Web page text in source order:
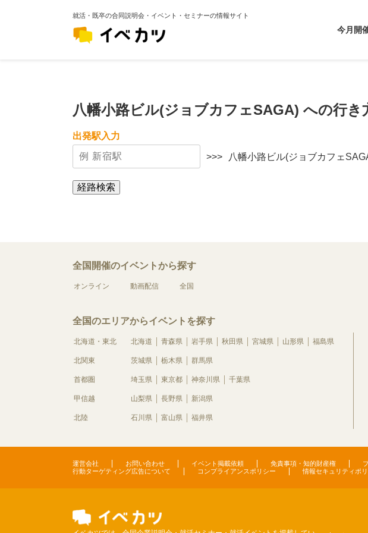
就活・既卒の合同説明会・イベント・セミナーの情報サイト
今月開
八幡小路ビル(ジョブカフェSAGA) への行き
出発駅入力
>>> 八幡小路ビル(ジョブカフェ
経路検索
全国開催のイベントから探す
オンライン 動画配信 全国
全国のエリアからイベントを探す
北海道・東北 北海道 青森県 岩手県 秋田県 宮城県 山形県 福島県
北関東 茨城県 栃木県 群馬県
首都圏 埼玉県 東京都 神奈川県 千葉県
甲信越 山梨県 長野県 新潟県
北陸 石川県 富山県 福井県
運営会社 お問い合わせ イベント掲載依頼 免責事項・知的財産権
行動ターゲティング広告について
コンプライアンスポリシー 情報セキュリティポ